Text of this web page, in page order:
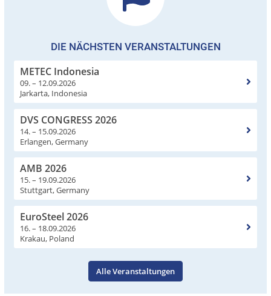
DIE NÄCHSTEN VERANSTALTUNGEN
METEC Indonesia
09. – 12.09.2026
Jarkarta, Indonesia
DVS CONGRESS 2026
14. – 15.09.2026
Erlangen, Germany
AMB 2026
15. – 19.09.2026
Stuttgart, Germany
EuroSteel 2026
16. – 18.09.2026
Krakau, Poland
Alle Veranstaltungen